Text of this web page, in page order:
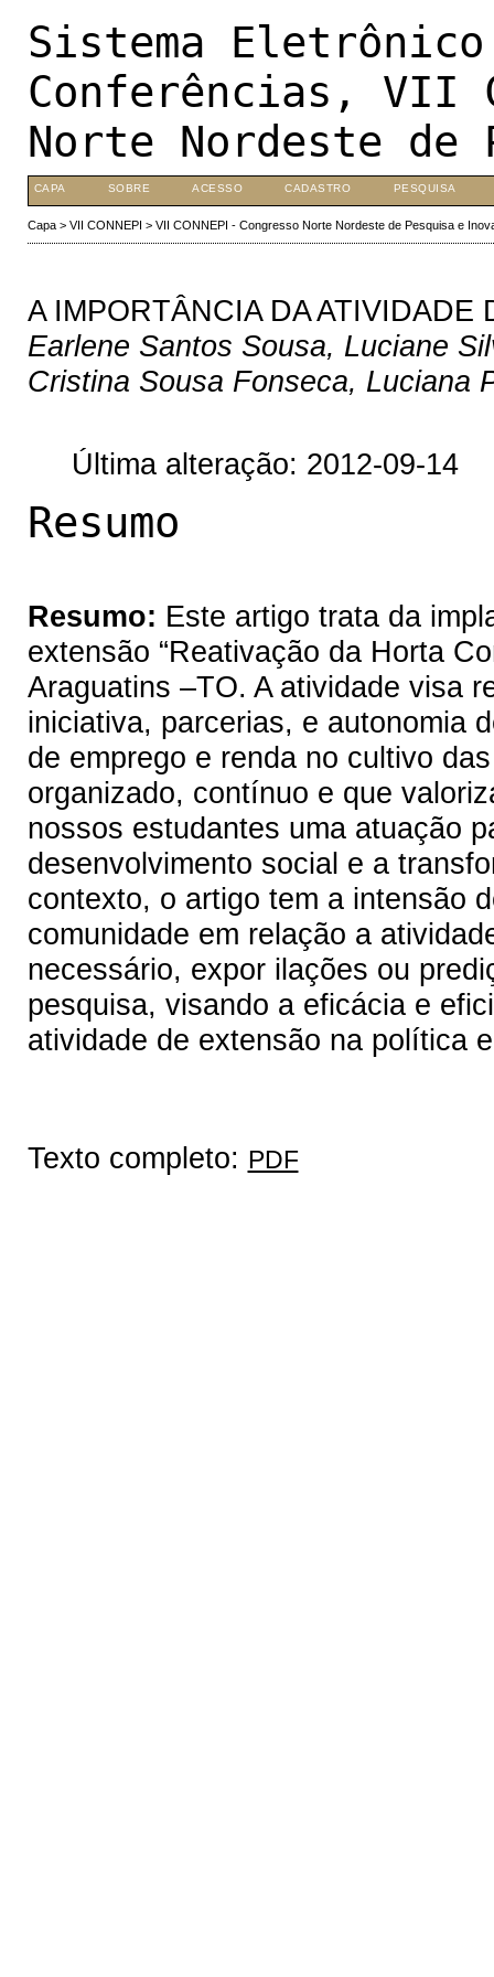
Sistema
Conferências, VII
Norte Nordeste de
CAPA SOBRE ACESSO CADASTRO PESQUISA
Capa> VII CONNEPI > VII CONNEPI - Congresso Norte Nordeste de Pesquisa e
A IMPORTÂNCIA DA ATIVIDADE
Earlene Santos Sousa, Luciane
Cristina Sousa Fonseca, Luciana
Última alteração: 2012-09-14
Resumo
Resumo: Este artigo trata da
extensão “Reativação da Horta
Araguatins –TO. A atividade visa
iniciativa, parcerias, e autonomia
de emprego e renda no cultivo
organizado, contínuo e que
nossos estudantes uma atuação
desenvolvimento social e a
contexto, o artigo tem a intensão
comunidade em relação a
necessário, expor ilações ou
pesquisa, visando a eficácia e
atividade de extensão na política
Texto completo: PDF